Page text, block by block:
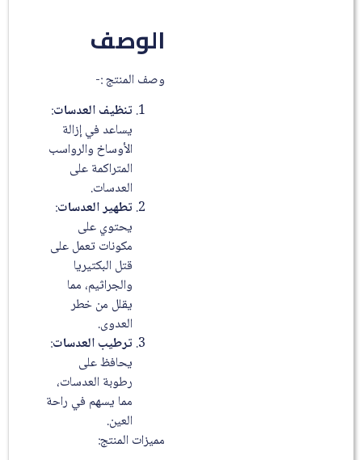
الوصف
وصف المنتج :-
تنظيف العدسات:
يساعد في إزالة
الأوساخ والرواسب
المتراكمة على
العدسات.
تطهير العدسات:
يحتوي على
مكونات تعمل على
قتل البكتيريا
والجراثيم، مما
يقلل من خطر
العدوى.
ترطيب العدسات:
يحافظ على
رطوبة العدسات،
مما يسهم في راحة
العين.
مميزات المنتج: